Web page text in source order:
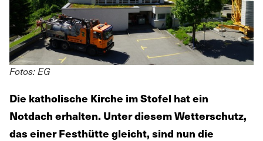
Fotos: EG
Die katholische Kirche im Stofel hat ein
Notdach erhalten. Unter diesem Wetterschutz,
das einer Festhütte gleicht, sind nun die